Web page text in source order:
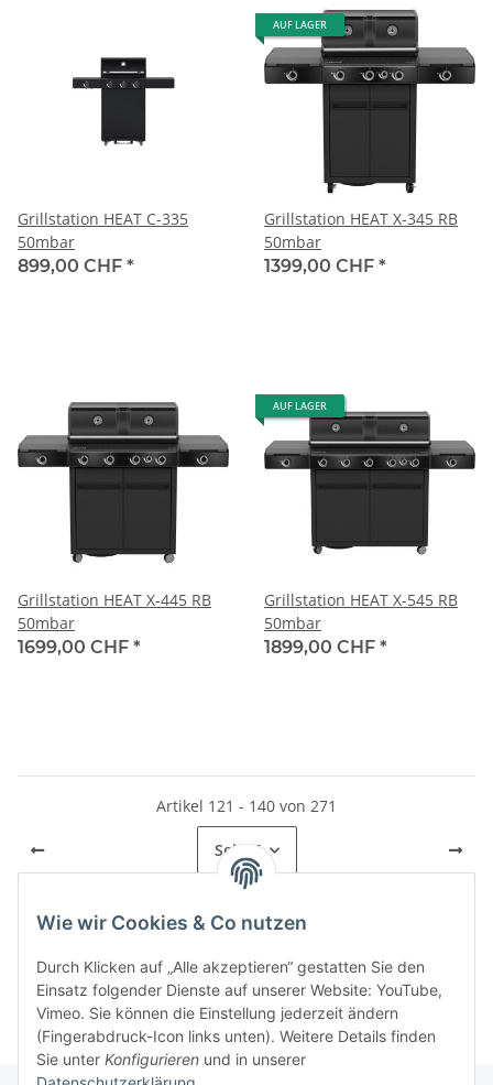
Grillstation HEAT C-335
50mbar
899,00 CHF *
AUF LAGER
Grillstation HEAT X-345 RB
50mbar
1399,00 CHF *
Grillstation HEAT X-445 RB
50mbar
1699,00 CHF *
AUF LAGER
Grillstation HEAT X-545 RB
50mbar
1899,00 CHF *
Artikel 121 - 140 von 271
Seite7
Kategorien
Wie wir Cookies & Co nutzen
Durch Klicken auf „Alle akzeptieren“ gestatten Sie den
Einsatz folgender Dienste auf unserer Website: YouTube,
Vimeo. Sie können die Einstellung jederzeit ändern
(Fingerabdruck-Icon links unten). Weitere Details finden
Sie unter Konfigurieren und in unserer